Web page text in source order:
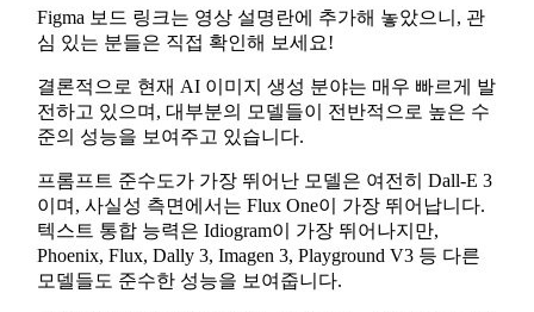
Figma 보드 링크는 영상 설명란에 추가해 놓았으니, 관
심 있는 분들은 직접 확인해 보세요!
결론적으로 현재 AI 이미지 생성 분야는 매우 빠르게 발
전하고 있으며, 대부분의 모델들이 전반적으로 높은 수
준의 성능을 보여주고 있습니다.
프롬프트 준수도가 가장 뛰어난 모델은 여전히 Dall-E 3
이며, 사실성 측면에서는 Flux One이 가장 뛰어납니다.
텍스트 통합 능력은 Idiogram이 가장 뛰어나지만,
Phoenix, Flux, Dally 3, Imagen 3, Playground V3 등 다른
모델들도 준수한 성능을 보여줍니다.